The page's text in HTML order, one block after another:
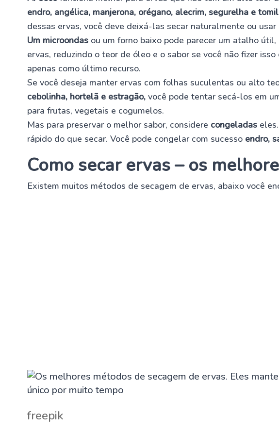
endro, angélica, manjerona, orégano, alecrim, segurelha e
dessas ervas, você deve deixá-las secar naturalmente ou usar
Um microondas ou um forno baixo pode parecer um atalho
ervas, reduzindo o teor de óleo e o sabor se você não fizer
apenas como último recurso.
Se você deseja manter ervas com folhas suculentas ou alto
cebolinha, hortelã e estragão, você pode tentar secá-los em
para frutas, vegetais e cogumelos.
Mas para preservar o melhor sabor, considere congeladas
rápido do que secar. Você pode congelar com sucesso endro,
Como secar ervas – os
Existem muitos métodos de secagem de ervas, abaixo você
freepik